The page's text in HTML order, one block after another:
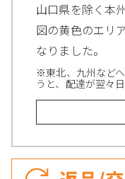
山口県を除く本
図の黄色のエリ
なりました。
※東北、九州など
うと、配達が翌々